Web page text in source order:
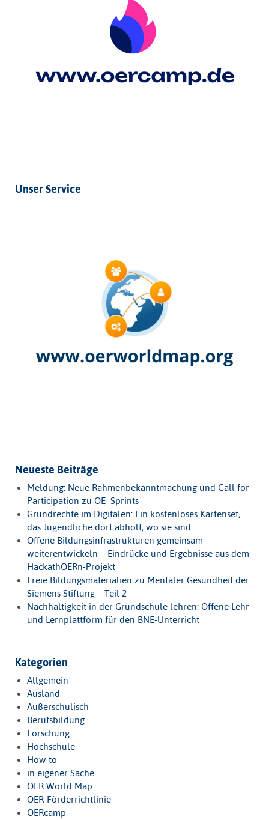
Unser Service
Neueste Beiträge
Meldung: Neue Rahmenbekanntmachung und Call for
Participation zu OE_Sprints
Grundrechte im Digitalen: Ein kostenloses Kartenset,
das Jugendliche dort abholt, wo sie sind
Offene Bildungsinfrastrukturen gemeinsam
weiterentwickeln – Eindrücke und Ergebnisse aus dem
HackathOERn-Projekt
Freie Bildungsmaterialien zu Mentaler Gesundheit der
Siemens Stiftung – Teil 2
Nachhaltigkeit in der Grundschule lehren: Offene Lehr-
und Lernplattform für den BNE-Unterricht
Kategorien
Allgemein
Ausland
Außerschulisch
Berufsbildung
Forschung
Hochschule
How to
in eigener Sache
OER World Map
OER-Förderrichtlinie
OERcamp